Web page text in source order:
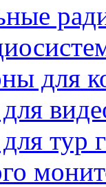
для
тур